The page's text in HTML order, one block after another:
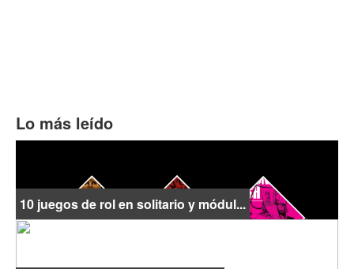
Lo más leído
10 juegos de rol en solitario y módul...